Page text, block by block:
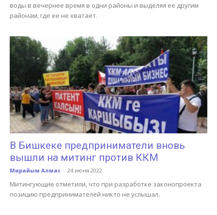
воды в вечернее время в одни районы и выделяя ее другим
районам, где ее не хватает.
В Бишкеке предприниматели вновь
вышли на митинг против ККМ
Мирайым Алмас - 24 июня 2022
Митингующие отметили, что при разработке законопроекта
позицию предпринимателей никто не услышал.